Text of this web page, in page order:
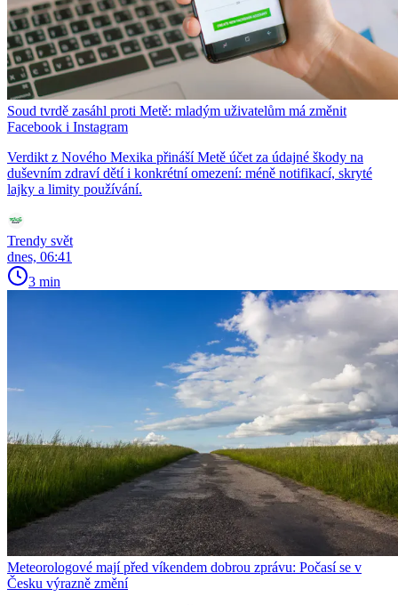
Soud tvrdě zasáhl proti Metě: mladým uživatelům má změnit
Facebook i Instagram
Verdikt z Nového Mexika přináší Metě účet za údajné škody na
duševním zdraví dětí i konkrétní omezení: méně notifikací, skryté
lajky a limity používání.
Trendy svět
dnes, 06:41
3 min
Meteorologové mají před víkendem dobrou zprávu: Počasí se v
Česku výrazně změní